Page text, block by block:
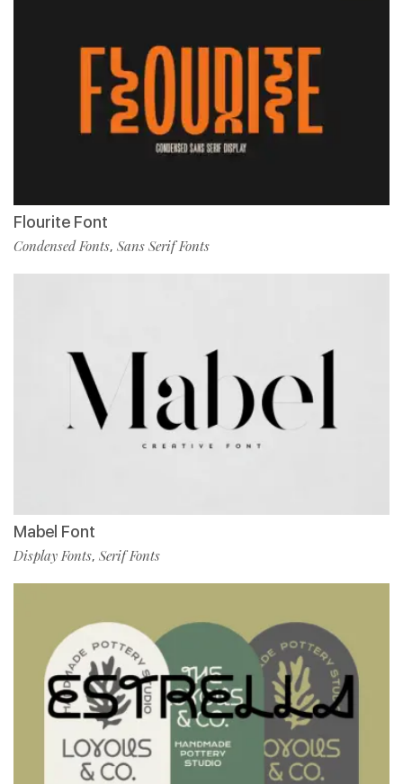
Flourite Font
Condensed Fonts, Sans Serif Fonts
Mabel Font
Display Fonts, Serif Fonts